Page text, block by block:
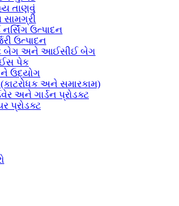
તાણવું
નર્સિંગ ઉત્પાદન
ઉત્પાદન
બેગ અને આઈસીઈ બેગ
પેક
ઉદ્યોગ
અને સમારકામ)
અને ગાર્ડન પ્રોડક્ટ
પ્રોડક્ટ